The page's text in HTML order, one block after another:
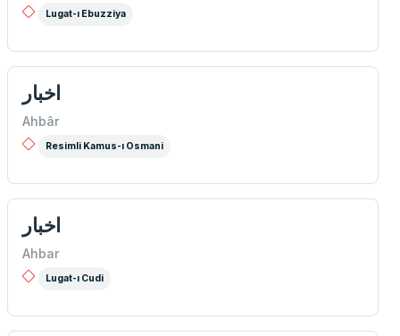
Lugat-ı Ebuzziya
اخبار
Ahbâr
Resimli Kamus-ı Osmani
اخبار
Ahbar
Lugat-ı Cudi